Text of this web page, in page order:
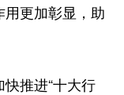
更加彰显，助
推进“十大行